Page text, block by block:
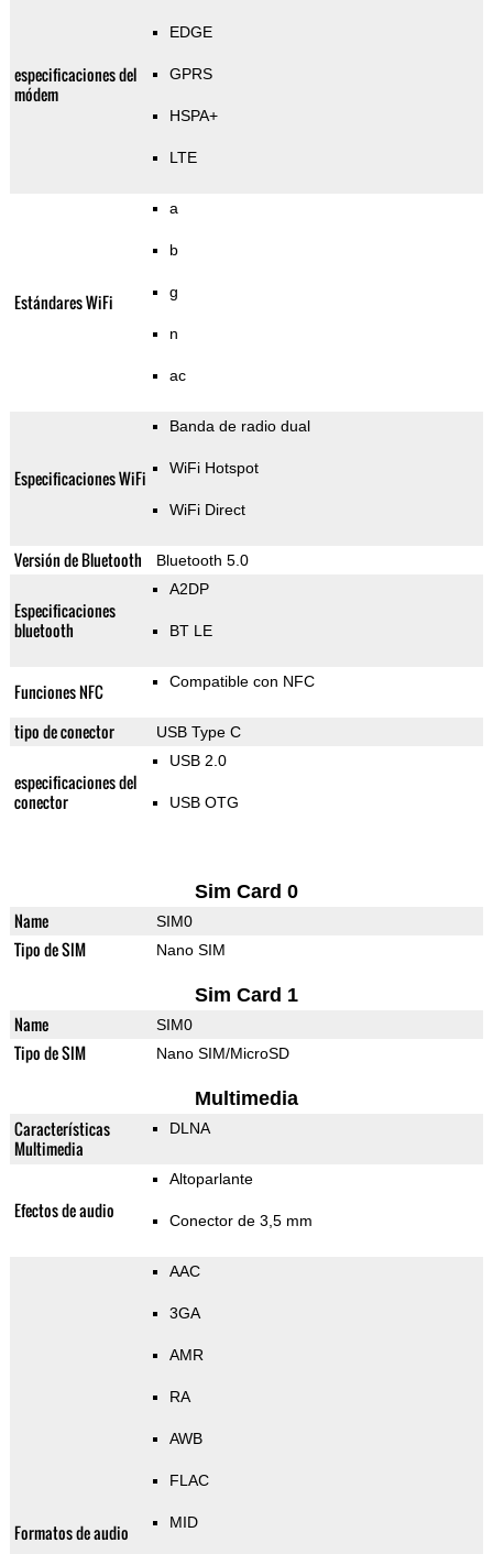
especificaciones del
módem
EDGE
GPRS
HSPA+
LTE
Estándares WiFi
a
b
g
n
ac
Especificaciones WiFi
Banda de radio dual
WiFi Hotspot
WiFi Direct
Versión de Bluetooth Bluetooth 5.0
Especificaciones
bluetooth
A2DP
BT LE
Funciones NFC Compatible con NFC
tipo de conector USB Type C
especificaciones del
conector
USB 2.0
USB OTG
Sim Card 0
Name SIM0
Tipo de SIM Nano SIM
Sim Card 1
Name SIM0
Tipo de SIM Nano SIM/MicroSD
Multimedia
Características
Multimedia
DLNA
Efectos de audio
Altoparlante
Conector de 3,5 mm
Formatos de audio
AAC
3GA
AMR
RA
AWB
FLAC
MID